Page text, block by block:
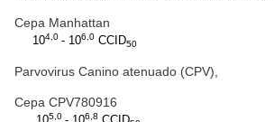
Cepa Manhattan
104,0 - 106,0 CCID50
Parvovirus Canino atenuado (CPV),
Cepa CPV780916
5,0 6,8